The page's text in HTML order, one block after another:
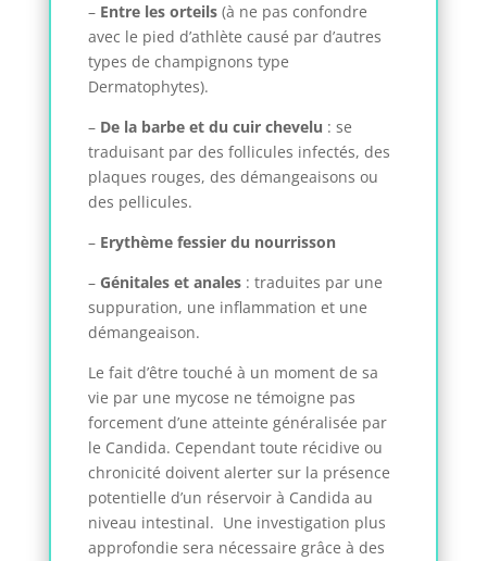
–Entre les orteils(à ne pas confondre
avec le pied d’athlète causé par d’autres
types de champignons type
Dermatophytes).
– De la barbe et du cuir chevelu : se
traduisant par des follicules infectés, des
plaques rouges, des démangeaisons ou
des pellicules.
– Erythème fessier du nourrisson
–Génitales et anales: traduites par une
suppuration, une inflammation et une
démangeaison.
Le fait d’être touché à un moment de sa
vie par une mycose ne témoigne pas
forcement d’une atteinte généralisée par
le Candida. Cependant toute récidive ou
chronicité doivent alerter sur la présence
potentielle d’un réservoir à Candida au
niveau intestinal. Une investigation plus
approfondie sera nécessaire grâce à des